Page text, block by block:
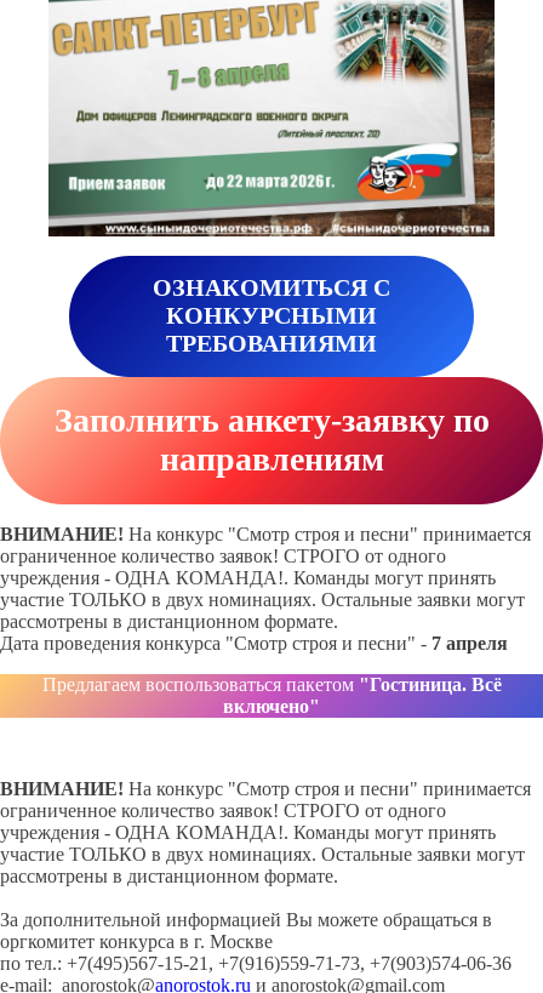
ОЗНАКОМИТЬСЯ С
КОНКУРСНЫМИ
ТРЕБОВАНИЯМИ
Заполнить анкету-заявку по
направлениям
ВНИМАНИЕ! На конкурс "Смотр строя и песни" принимается
ограниченное количество заявок! СТРОГО от одного
учреждения - ОДНА КОМАНДА!. Команды могут принять
участие ТОЛЬКО в двух номинациях. Остальные заявки могут
рассмотрены в дистанционном формате.
Дата проведения конкурса "Смотр строя и песни" - 7 апреля
Предлагаем воспользоваться пакетом "Гостиница. Всё
включено"
ВНИМАНИЕ! На конкурс "Смотр строя и песни" принимается
ограниченное количество заявок! СТРОГО от одного
учреждения - ОДНА КОМАНДА!. Команды могут принять
участие ТОЛЬКО в двух номинациях. Остальные заявки могут
рассмотрены в дистанционном формате.
За дополнительной информацией Вы можете обращаться в
оргкомитет конкурса в г. Москве
по тел.: +7(495)567-15-21, +7(916)559-71-73, +7(903)574-06-36
e-mail: anorostok@anorostok.ru и anorostok@gmail.com